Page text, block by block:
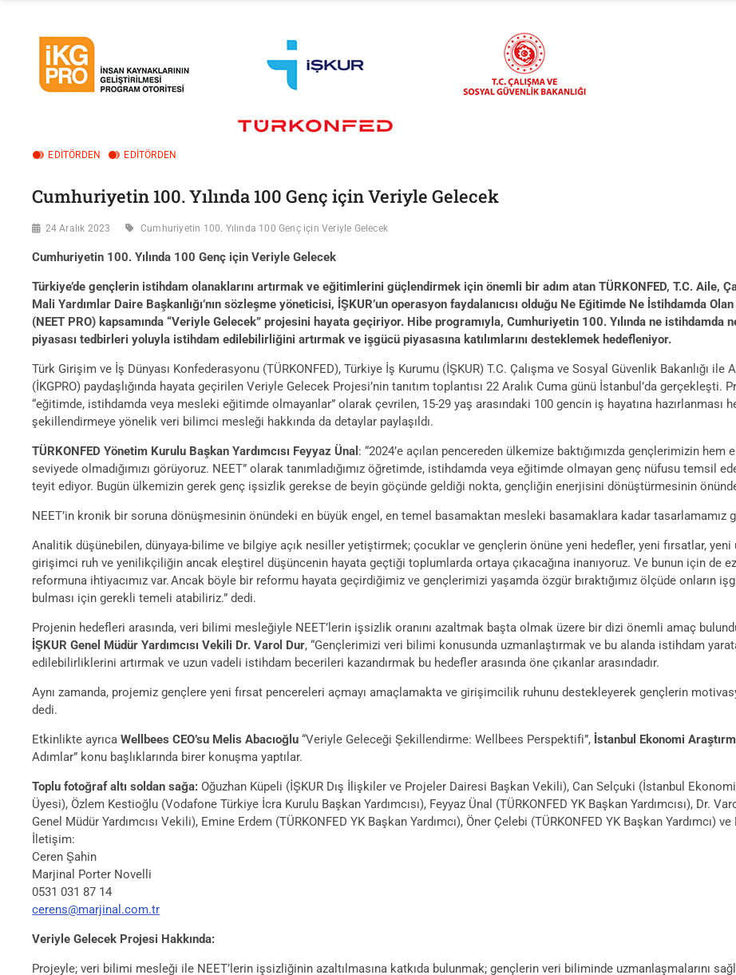
EDITÖRDEN EDİTÖRDEN
Cumhuriyetin 100. Yılında 100 Genç için Veriyle Gelecek
24 Aralık 2023 Cumhuriyetin 100. Yılında 100 Genç için Veriyle Gelecek
Cumhuriyetin 100. Yılında 100 Genç için Veriyle Gelecek
Türkiye’de gençlerin istihdam olanaklarını artırmak ve eğitimlerini güçlendirmek için önemli bir adım atan TÜRKONFED, T.C. Aile,
Mali Yardımlar Daire Başkanlığı’nın sözleşme yöneticisi, İŞKUR’un operasyon faydalanıcısı olduğu Ne Eğitimde Ne İstihdamda
(NEET PRO) kapsamında “Veriyle Gelecek” projesini hayata geçiriyor. Hibe programıyla, Cumhuriyetin 100. Yılında ne
piyasası tedbirleri yoluyla istihdam edilebilirliğini artırmak ve işgücü piyasasına katılımlarını desteklemek hedefleniyor.
Türk Girişim ve İş Dünyası Konfederasyonu (TÜRKONFED), Türkiye İş Kurumu (İŞKUR) T.C. Çalışma ve Sosyal Güvenlik Bakanlığı ile
(İKGPRO) paydaşlığında hayata geçirilen Veriyle Gelecek Projesi’nin tanıtım toplantısı 22 Aralık Cuma günü İstanbul’da
“eğitimde, istihdamda veya mesleki eğitimde olmayanlar” olarak çevrilen, 15-29 yaş arasındaki 100 gencin iş hayatına
şekillendirmeye yönelik veri bilimci mesleği hakkında da detaylar paylaşıldı.
TÜRKONFED Yönetim Kurulu Başkan Yardımcısı Feyyaz Ünal : “2024’e açılan pencereden ülkemize baktığımızda gençlerimizin
seviyede olmadığımızı görüyoruz. NEET” olarak tanımladığımız öğretimde, istihdamda veya eğitimde olmayan genç nüfusu temsil
teyit ediyor. Bugün ülkemizin gerek genç işsizlik gerekse de beyin göçünde geldiği nokta, gençliğin enerjisini dönüştürmesinin
NEET’in kronik bir soruna dönüşmesinin önündeki en büyük engel, en temel basamaktan mesleki basamaklara kadar tasarlamamız
Analitik düşünebilen, dünyaya-bilime ve bilgiye açık nesiller yetiştirmek; çocuklar ve gençlerin önüne yeni hedefler, yeni fırsatlar,
girişimci ruh ve yenilikçiliğin ancak eleştirel düşüncenin hayata geçtiği toplumlarda ortaya çıkacağına inanıyoruz. Ve bunun için de
reformuna ihtiyacımız var. Ancak böyle bir reformu hayata geçirdiğimiz ve gençlerimizi yaşamda özgür bıraktığımız ölçüde onların
bulması için gerekli temeli atabiliriz.” dedi.
Projenin hedefleri arasında, veri bilimi mesleğiyle NEET’lerin işsizlik oranını azaltmak başta olmak üzere bir dizi önemli amaç
İŞKUR Genel Müdür Yardımcısı Vekili Dr. Varol Dur, “Gençlerimizi veri bilimi konusunda uzmanlaştırmak ve bu alanda istihdam
edilebilirliklerini artırmak ve uzun vadeli istihdam becerileri kazandırmak bu hedefler arasında öne çıkanlar arasındadır.
Aynı zamanda, projemiz gençlere yeni fırsat pencereleri açmayı amaçlamakta ve girişimcilik ruhunu destekleyerek gençlerin
dedi.
Etkinlikte ayrıcaWellbees CEO’su Melis Abacıoğlu “Veriyle Geleceği Şekillendirme: Wellbees Perspektifi”, İstanbul Ekonomi
Adımlar” konu başlıklarında birer konuşma yaptılar.
Toplu fotoğraf altı soldan sağa: Oğuzhan Küpeli (İŞKUR Dış İlişkiler ve Projeler Dairesi Başkan Vekili), Can Selçuki (İstanbul
Üyesi), Özlem Kestioğlu (Vodafone Türkiye İcra Kurulu Başkan Yardımcısı), Feyyaz Ünal (TÜRKONFED YK Başkan Yardımcısı), Dr.
Genel Müdür Yardımcısı Vekili), Emine Erdem (TÜRKONFED YK Başkan Yardımcı), Öner Çelebi (TÜRKONFED YK Başkan Yardımcı)
İletişim:
Ceren Şahin
Marjinal Porter Novelli
0531 031 87 14
cerens@marjinal.com.tr
Veriyle Gelecek Projesi Hakkında:
Projeyle; veri bilimi mesleği ile NEET’lerin işsizliğinin azaltılmasına katkıda bulunmak; gençlerin veri biliminde uzmanlaşmalarını